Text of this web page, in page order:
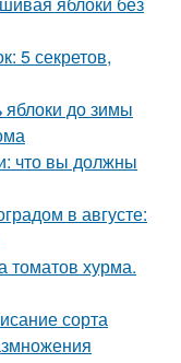
5 секретов,
до зимы
что вы должны
в августе:
томатов хурма.
сорта